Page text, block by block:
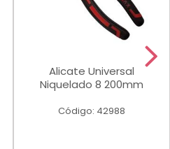
Alicate Universal
Niquelado 8 200mm
Código: 42988